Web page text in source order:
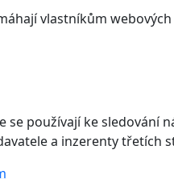
vlastníkům
se používají ke sledování
a inzerenty třetích